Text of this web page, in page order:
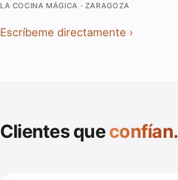
LA COCINA MÁGICA · ZARAGOZA
Escríbeme directamente
Clientes queconfían.